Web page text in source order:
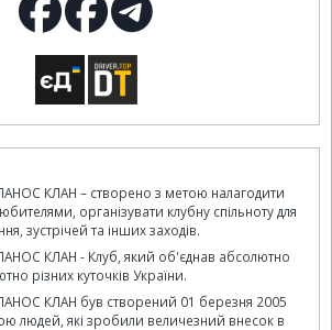
КЛАН – створено з метою налагодити
організувати клубну спільноту для
зустрічей та інших заходів.
КЛАН - Клуб, який об'єднав абсолютно
різних куточків України.
КЛАН був створений 01 березня 2005
людей, які зробили величезний внесок в